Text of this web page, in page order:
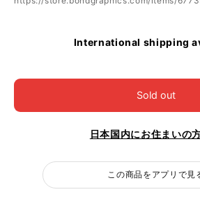
International shipping
Sold out
日本国内にお住まいの
この商品をアプリで見